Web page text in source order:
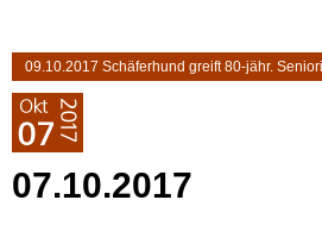
09.10.2017 Schäferhund greift 80-jähr.
07.10.2017